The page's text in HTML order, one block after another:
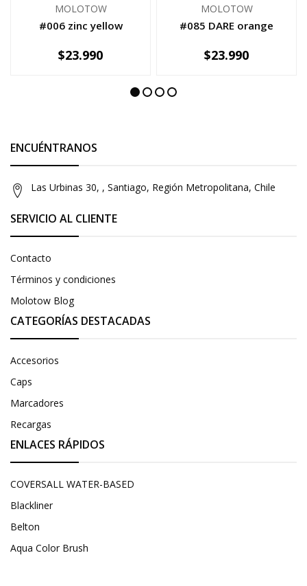
MOLOTOW
#006 zinc yellow
+
$23.990
MOLOTOW
#085 DARE orange
+
$23.990
ENCUÉNTRANOS
Las Urbinas 30, , Santiago, Región Metropolitana, Chile
SERVICIO AL CLIENTE
Contacto
Términos y condiciones
Molotow Blog
CATEGORÍAS DESTACADAS
Accesorios
Caps
Marcadores
Recargas
ENLACES RÁPIDOS
COVERSALL WATER-BASED
Blackliner
Belton
Aqua Color Brush